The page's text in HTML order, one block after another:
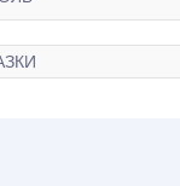
Купить